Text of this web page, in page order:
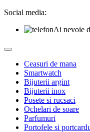
Social media:
Ai nevoie
Ceasuri de mana
Smartwatch
Bijuterii argint
Bijuterii inox
Posete si rucsaci
Ochelari de soare
Parfumuri
Portofele si